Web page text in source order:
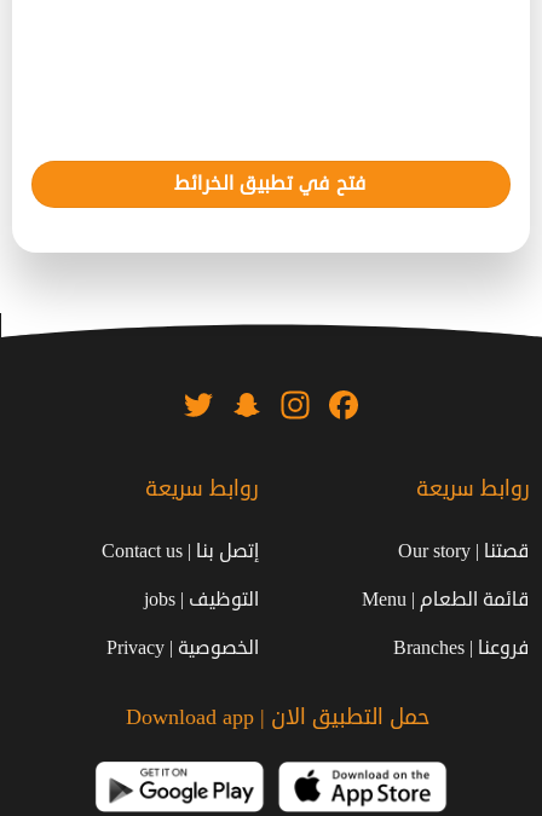
فتح في تطبيق الخرائط
Facebook
Instagram
Snapchat
روابط سريعة
قصتنا | Our story
قائمة الطعام | Menu
فروعنا | Branches
روابط سريعة
إتصل بنا | Contact us
التوظيف | jobs
الخصوصية | Privacy
حمل التطبيق الان | Download app